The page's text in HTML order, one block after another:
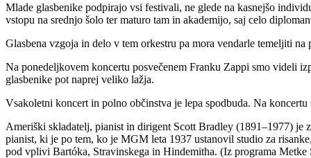
Mlade glasbenike podpirajo vsi festivali, ne glede na kasnejšo
vstopu na srednjo šolo ter maturo tam in akademijo, saj celo
Glasbena vzgoja in delo v tem orkestru pa mora vendarle temeljiti
Na ponedeljkovem koncertu posvečenem Franku Zappi smo videli
glasbenike pot naprej veliko lažja.
Vsakoletni koncert in polno občinstva je lepa spodbuda. Na koncertu
Ameriški skladatelj, pianist in dirigent Scott Bradley (1891–1977)
pianist, ki je po tem, ko je MGM leta 1937 ustanovil studio za
pod vplivi Bartóka, Stravinskega in Hindemitha. (Iz programa Metke